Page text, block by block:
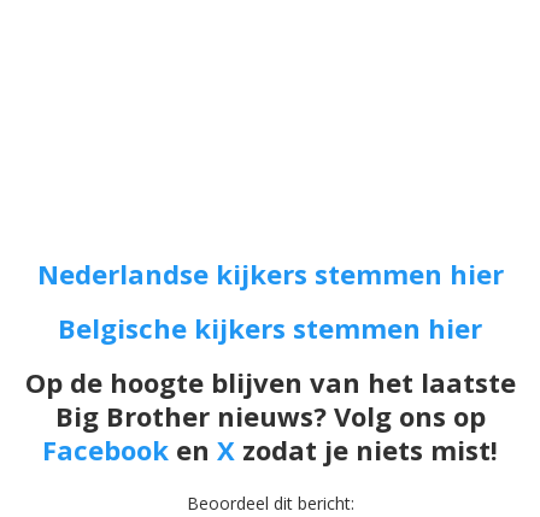
Nederlandse kijkers stemmen hier
Belgische kijkers stemmen hier
Op de hoogte blijven van het laatste
Big Brother nieuws? Volg ons op
Facebook en X zodat je niets mist!
Beoordeel dit bericht: